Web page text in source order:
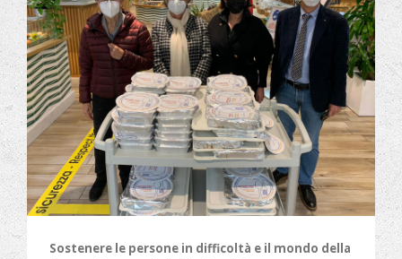
Sostenere le persone in difficoltà e il mondo della